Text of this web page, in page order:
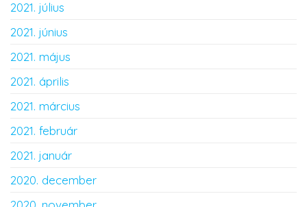
2021. július
2021. június
2021. május
2021. április
2021. március
2021. február
2021. január
2020. december